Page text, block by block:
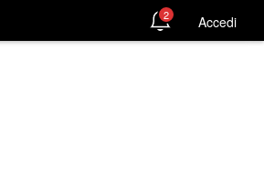
2 Accedi